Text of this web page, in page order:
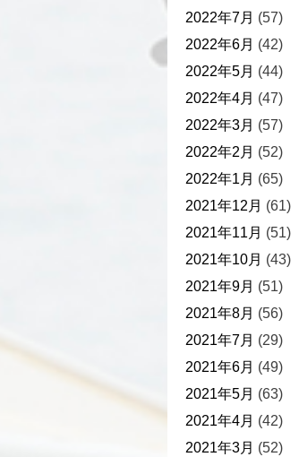
2022年7月 (57)
2022年6月 (42)
2022年5月 (44)
2022年4月 (47)
2022年3月 (57)
2022年2月 (52)
2022年1月 (65)
2021年12月 (61)
2021年11月 (51)
2021年10月 (43)
2021年9月 (51)
2021年8月 (56)
2021年7月 (29)
2021年6月 (49)
2021年5月 (63)
2021年4月 (42)
2021年3月 (52)